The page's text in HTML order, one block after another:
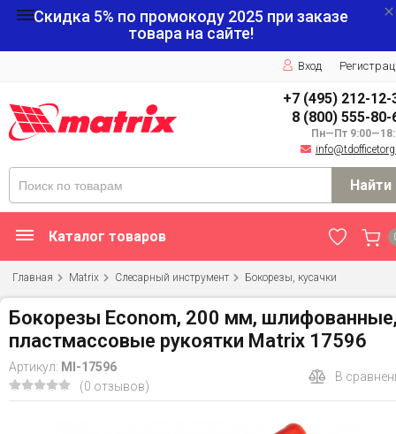
Скидка 5% по промокоду 2025 при заказе
товара на сайте!
Вход
+7 (495) 212-12-
8 (800) 555-80-
Пн—Пт
Найти
Каталог товаров
Главная Matrix Слесарный инструмент Бокорезы, кусачки
Бокорезы Econom, 200 мм,
пластмассовые рукоятки Matrix 17596
Артикул: MI-17596
(0 отзывов)
В